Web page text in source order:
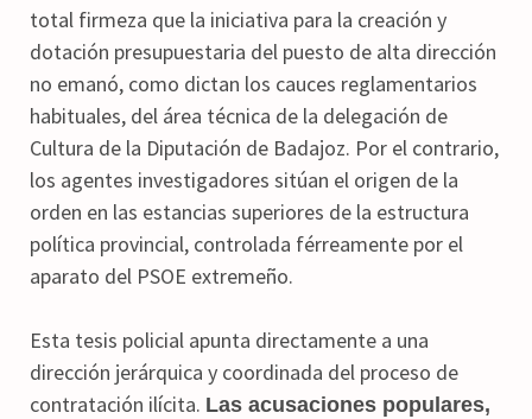
total firmeza que la iniciativa para la creación y
dotación presupuestaria del puesto de alta dirección
no emanó, como dictan los cauces reglamentarios
habituales, del área técnica de la delegación de
Cultura de la Diputación de Badajoz. Por el contrario,
los agentes investigadores sitúan el origen de la
orden en las estancias superiores de la estructura
política provincial, controlada férreamente por el
aparato del PSOE extremeño.
Esta tesis policial apunta directamente a una
dirección jerárquica y coordinada del proceso de
contratación ilícita. Las acusaciones populares,